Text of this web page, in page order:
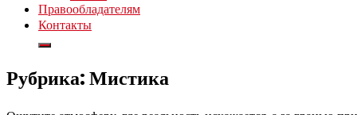
Правообладателям
Контакты
Рубрика:Мистика